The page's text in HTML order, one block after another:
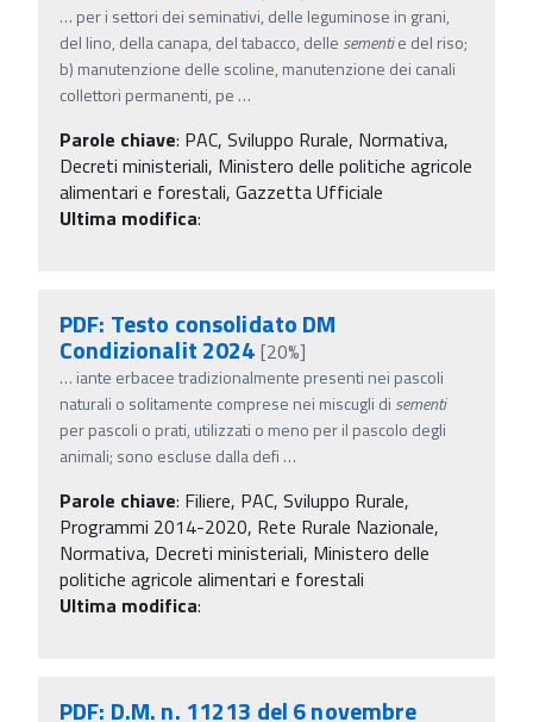
… per i settori dei seminativi, delle leguminose in grani,
del lino, della canapa, del tabacco, delle sementie del riso;
b) manutenzione delle scoline, manutenzione dei canali
collettori permanenti, pe …
Parole chiave: PAC, Sviluppo Rurale, Normativa,
Decreti ministeriali, Ministero delle politiche agricole
alimentari e forestali, Gazzetta Ufficiale
Ultima modifica:
PDF: Testo consolidato DM
Condizionalit 2024 [20%]
… iante erbacee tradizionalmente presenti nei pascoli
naturali o solitamente comprese nei miscugli di sementi
per pascoli o prati, utilizzati o meno per il pascolo degli
animali; sono escluse dalla defi …
Parole chiave: Filiere, PAC, Sviluppo Rurale,
Programmi 2014-2020, Rete Rurale Nazionale,
Normativa, Decreti ministeriali, Ministero delle
politiche agricole alimentari e forestali
Ultima modifica:
PDF: D.M. n. 11213 del 6 novembre